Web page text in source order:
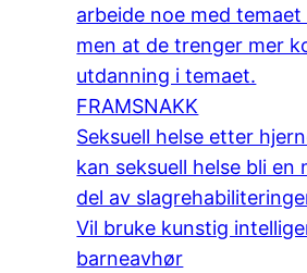
arbeide noe med temaet
men at de trenger mer
utdanning i temaet.
FRAMSNAKK
Seksuell helse etter
kan seksuell helse bli en
del av
Vil bruke kunstig
barneavhør